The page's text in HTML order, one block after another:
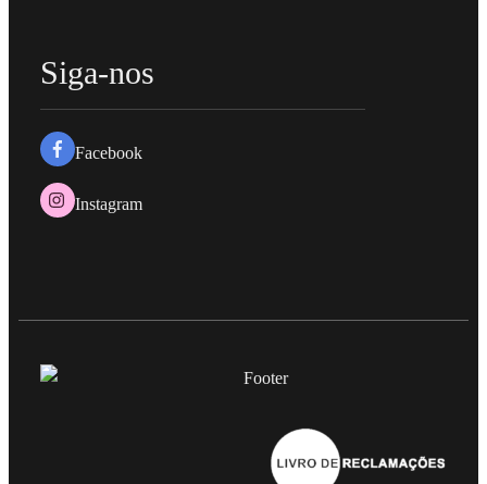
Siga-nos
Facebook
Instagram